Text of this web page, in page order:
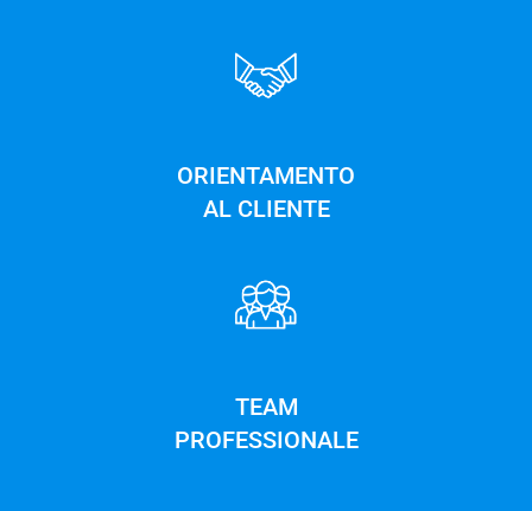
ORIENTAMENTO
AL CLIENTE
TEAM
PROFESSIONALE